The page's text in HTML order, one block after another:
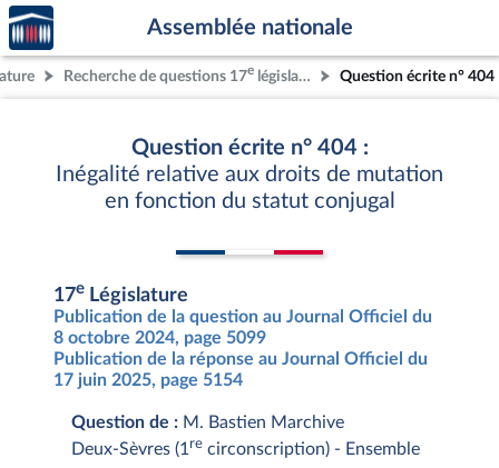
Aller au contenu
Aller en bas de la page
Accèder
à la
page
d'accueil
Assemblée nationale
Recherche de questions 17e législature Question écrite n° 404
Question écrite n° 404 :
Inégalité relative aux droits de mutation
en fonction du statut conjugal
17e Législature
Publication de la question au Journal Officiel du
8 octobre 2024, page 5099
Publication de la réponse au Journal Officiel du
17 juin 2025, page 5154
Question de : M. Bastien Marchive
Deux-Sèvres (1 re circonscription) - Ensemble